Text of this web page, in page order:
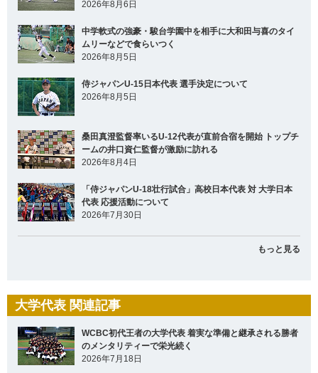
2026年8月6日
中学軟式の強豪・駿台学園中を相手に大和田与喜のタイ
ムリーなどで食らいつく
2026年8月5日
侍ジャパンU-15日本代表 選手決定について
2026年8月5日
桑田真澄監督率いるU-12代表が直前合宿を開始 トップチ
ームの井口資仁監督が激励に訪れる
2026年8月4日
「侍ジャパンU-18壮行試合」高校日本代表 対 大学日本
代表 応援活動について
2026年7月30日
もっと見る
大学代表 関連記事
WCBC初代王者の大学代表 着実な準備と継承される勝者
のメンタリティーで栄光続く
2026年7月18日